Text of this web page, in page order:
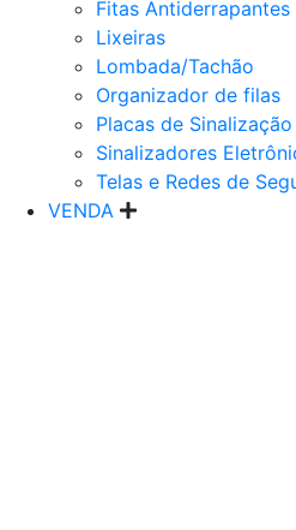
Fitas
Lixeiras
Lombada/Tachão
Organizador de filas
Placas de Sinalização
Sinalizadores
Telas e Redes de
VENDA